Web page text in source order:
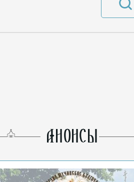
AНОНСЫ